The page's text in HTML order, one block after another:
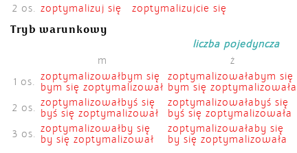
2 os. zoptymalizuj się zoptymalizujcie się
Tryb warunkowy
liczba pojedyncza
m
ż
1 os. zoptymalizowałbym się
bym się zoptymalizował
zoptymalizowałabym się
bym się zoptymalizowała
2 os. zoptymalizowałbyś się
byś się zoptymalizował
zoptymalizowałabyś się
byś się zoptymalizowała
3 os. zoptymalizowałby się
by się zoptymalizował
zoptymalizowałaby się
by się zoptymalizowała